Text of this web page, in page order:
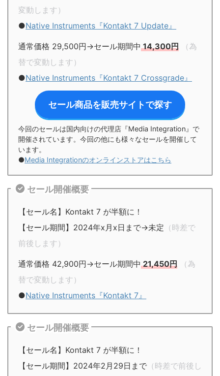
変動します）
●Native Instruments『Kontakt 7 Update』
通常価格 29,500円→セール期間中14,300円
（為
替で変動します）
●Native Instruments『Kontakt 7 Crossgrade』
セール商品を販売サイトで探す
今回のセールは国内向けの代理店『Media Integration』で
開催されています。今回の他にも様々なセールを開催して
います。
●Media Integrationのオンラインストアはこちら
セール開催概要
【セール名】Kontakt 7 が半額に！
【セール期間】2024年x月x日まで→未定 （時差で
前後します）
通常価格 42,900円→セール期間中21,450円
（為
替で変動します）
●Native Instruments『Kontakt 7』
セール開催概要
【セール名】Kontakt 7 が半額に！
【セール期間】2024年2月29日まで （時差で前後し